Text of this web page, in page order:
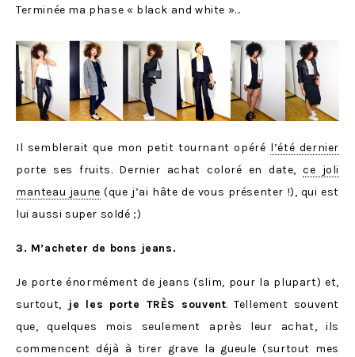
Terminée ma phase « black and white »…
Il semblerait que mon petit tournant opéré l’été dernier
porte ses fruits. Dernier achat coloré en date,ce joli
manteau jaune (que j’ai hâte de vous présenter !), qui est
lui aussi super soldé ;)
3. M’acheter de bons jeans.
Je porte énormément de jeans (slim, pour la plupart) et,
surtout, je les porte TRÈS souvent. Tellement souvent
que, quelques mois seulement après leur achat, ils
commencent déjà à tirer grave la gueule (surtout mes